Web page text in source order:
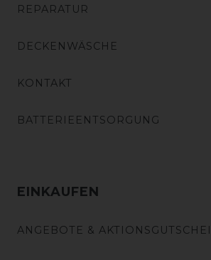
REPARATUR
DECKENWÄSCHE
KONTAKT
BATTERIEENTSORGUNG
EINKAUFEN
ANGEBOTE &